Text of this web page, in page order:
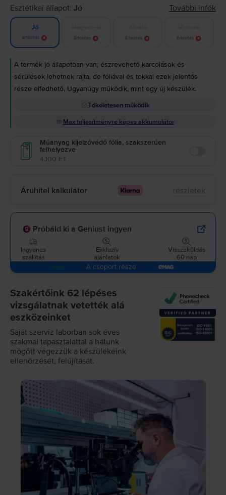
Esztétikai állapot: Jó További infók
Jó
Értesítés Értesítés Értesítés Értesítés
A termék jó állapotban van; észrevehető karcolások és
sérülések lehetnek rajta, de fóliával és tokkal ezek jelentős
része elfedhető. Ugyanúgy működik, mint egy új készülék.
Tökéletesen működik
Max teljesítményre képes akkumulátor
Műanyag kijelzővédő fólia, szakszerűen
felhelyezve
4.100 FT
Áruhitel kalkulátor részletek
Próbáld ki a Geniust ingyen
Ingyenes
szállítás
Exkluzív
ajánlatok
Visszaküldés
60 nap
A csoport része
Szakértőink 62 lépéses
vizsgálatnak vetették alá
eszközeinket
Saját szerviz laborban sok éves
szakmai tapasztalattal a hátunk
mögött végezzük a készülékeink
ellenőrzését, felújítását.